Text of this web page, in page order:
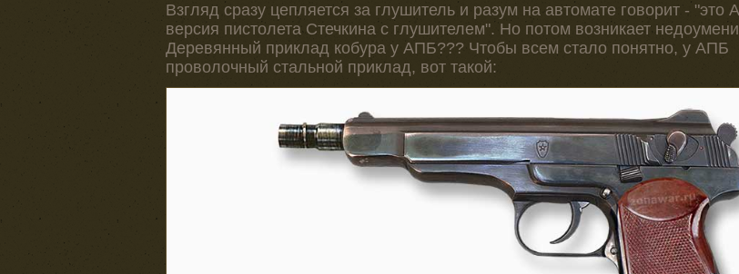
Взгляд сразу цепляется за глушитель и разум на автомате говорит - "это
версия пистолета Стечкина с глушителем". Но потом возникает
Деревянный приклад кобура у АПБ??? Чтобы всем стало понятно, у АПБ
проволочный стальной приклад, вот такой: